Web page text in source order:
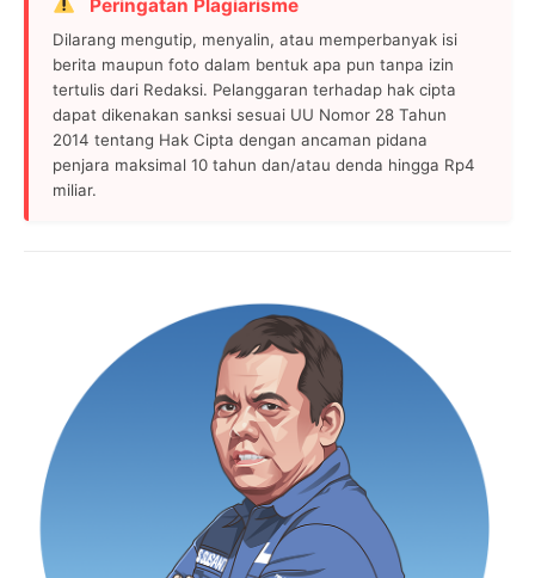
Peringatan Plagiarisme
Dilarang mengutip, menyalin, atau memperbanyak isi
berita maupun foto dalam bentuk apa pun tanpa izin
tertulis dari Redaksi. Pelanggaran terhadap hak cipta
dapat dikenakan sanksi sesuai UU Nomor 28 Tahun
2014 tentang Hak Cipta dengan ancaman pidana
penjara maksimal 10 tahun dan/atau denda hingga Rp4
miliar.